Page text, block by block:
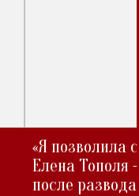
«Я позволила
Елена Тополя
после развода